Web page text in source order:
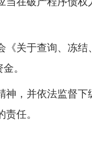
关于查询、冻结
。
，并依法监督下
任。